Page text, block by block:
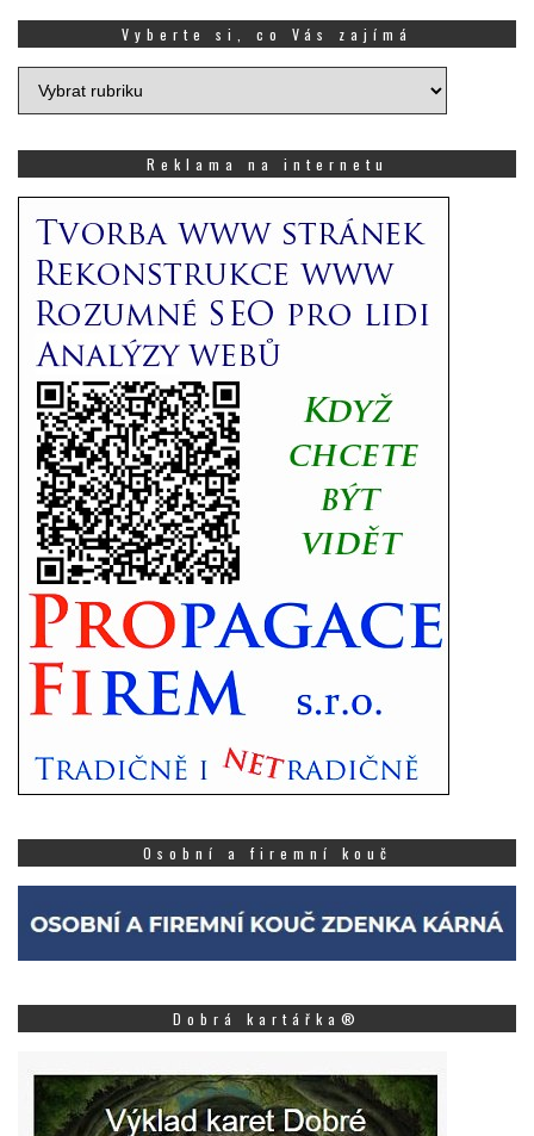
Vyberte si, co Vás zajímá
Vyberte
si,
zajímá
Reklama na internetu
Osobní a firemní kouč
Dobrá kartářka®